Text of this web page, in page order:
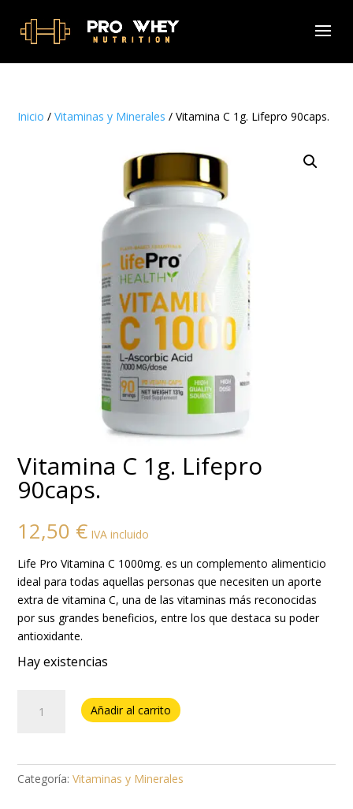
Inicio /Vitaminas y Minerales / Vitamina C 1g. Lifepro 90caps.
Vitamina C 1g. Lifepro
90caps.
12,50 € IVA incluido
Life Pro Vitamina C 1000mg. es un complemento alimenticio
ideal para todas aquellas personas que necesiten un aporte
extra de vitamina C, una de las vitaminas más reconocidas
por sus grandes beneficios, entre los que destaca su poder
antioxidante.
Hay existencias
cantidad
Añadir al carrito
Categoría:Vitaminas y Minerales